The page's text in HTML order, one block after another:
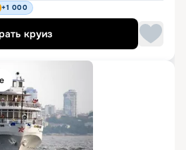
+1 000
круиз